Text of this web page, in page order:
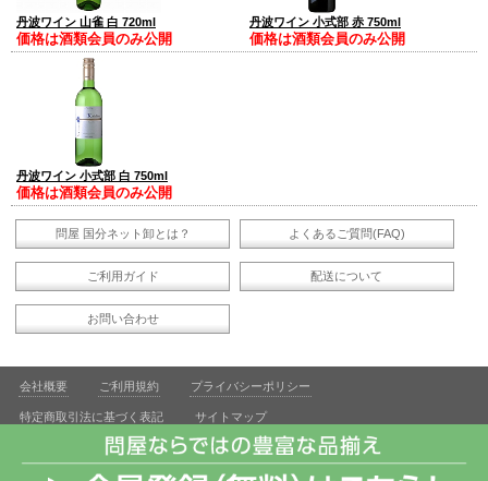
丹波ワイン 山雀 白 720ml
価格は酒類会員のみ公開
丹波ワイン 小式部 赤 750ml
価格は酒類会員のみ公開
丹波ワイン 小式部 白 750ml
価格は酒類会員のみ公開
問屋 国分ネット卸とは？ よくあるご質問(FAQ)
ご利用ガイド 配送について
お問い合わせ
会社概要 ご利用規約 プライバシーポリシー
特定商取引法に基づく表記 サイトマップ
飲酒は20歳になってから。飲酒運転は法律で禁じられています。妊娠中や授乳期の飲酒は、胎児・乳児の発
育に悪影響を与えるおそれがあります。お酒は適量を。